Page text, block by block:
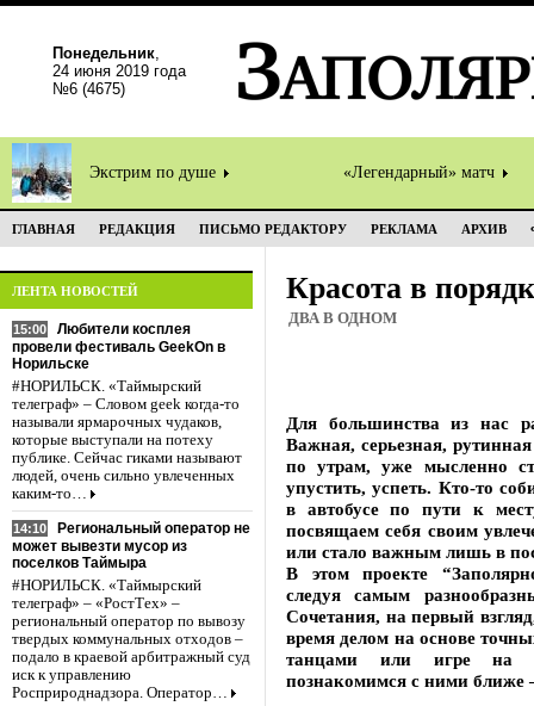
Понедельник,
24 июня 2019 года
№6 (4675)
Экстрим по душе «Легендарный» матч
ГЛАВНАЯ РЕДАКЦИЯ ПИСЬМО РЕДАКТОРУ РЕКЛАМА АРХИВ
ЛЕНТА НОВОСТЕЙ
15:00
Любители косплея
провели фестиваль GeekOn в
Норильске
#НОРИЛЬСК. «Таймырский
телеграф» – Словом geek когда-то
называли ярмарочных чудаков,
которые выступали на потеху
публике. Сейчас гиками называют
людей, очень сильно увлеченных
каким-то…
14:10
Региональный оператор не
может вывезти мусор из
поселков Таймыра
#НОРИЛЬСК. «Таймырский
телеграф» – «РостТех» –
региональный оператор по вывозу
твердых коммунальных отходов –
подало в краевой арбитражный суд
иск к управлению
Росприроднадзора. Оператор…
Красота в
ДВА В ОДНОМ
Для большинства из нас
Важная, серьезная,
по утрам, уже мысленно
упустить, успеть. Кто-то
в автобусе по пути к
посвящаем себя своим
или стало важным лишь в
В этом проекте
следуя самым
Сочетания, на первый
время делом на основе
танцами или игре на
познакомимся с ними ближе